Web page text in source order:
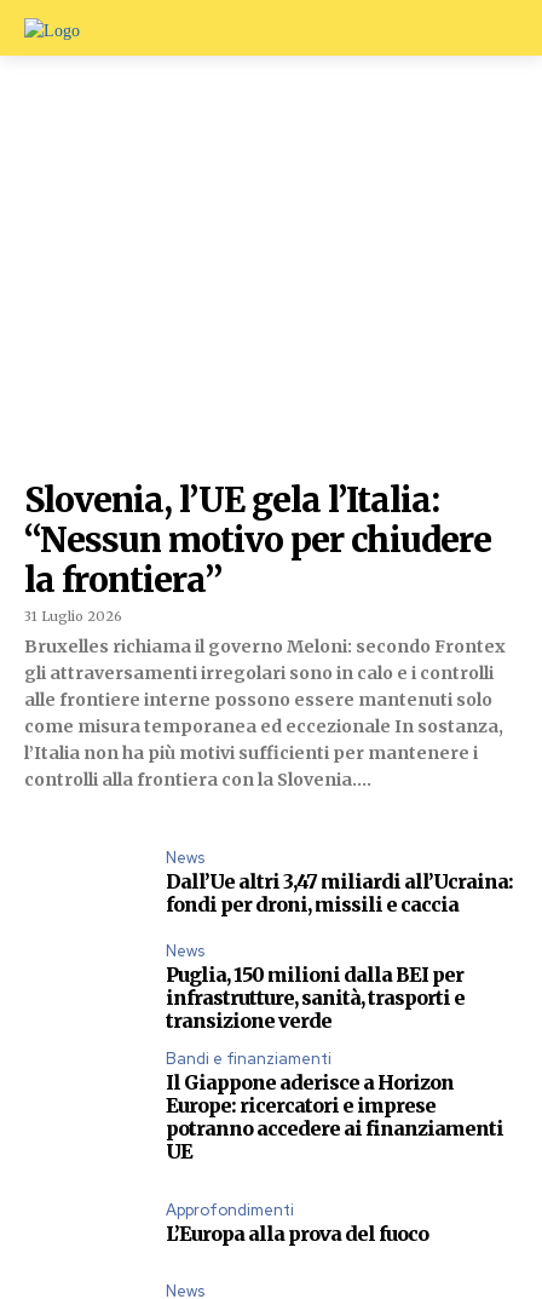
Slovenia, l’UE gela l’Italia:
“Nessun motivo per chiudere
la frontiera”
31 Luglio 2026
Bruxelles richiama il governo Meloni: secondo Frontex
gli attraversamenti irregolari sono in calo e i controlli
alle frontiere interne possono essere mantenuti solo
come misura temporanea ed eccezionale In sostanza,
l’Italia non ha più motivi sufficienti per mantenere i
controlli alla frontiera con la Slovenia....
News
Dall’Ue altri 3,47 miliardi all’Ucraina:
fondi per droni, missili e caccia
News
Puglia, 150 milioni dalla BEI per
infrastrutture, sanità, trasporti e
transizione verde
Bandi e finanziamenti
Il Giappone aderisce a Horizon
Europe: ricercatori e imprese
potranno accedere ai finanziamenti
UE
Approfondimenti
L’Europa alla prova del fuoco
News